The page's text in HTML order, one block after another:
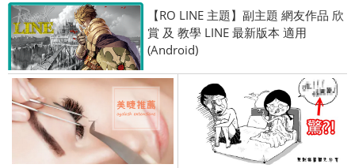
【RO LINE 主題】副主題 網友作品 欣
賞 及 教學 LINE 最新版本 適用
(Android)